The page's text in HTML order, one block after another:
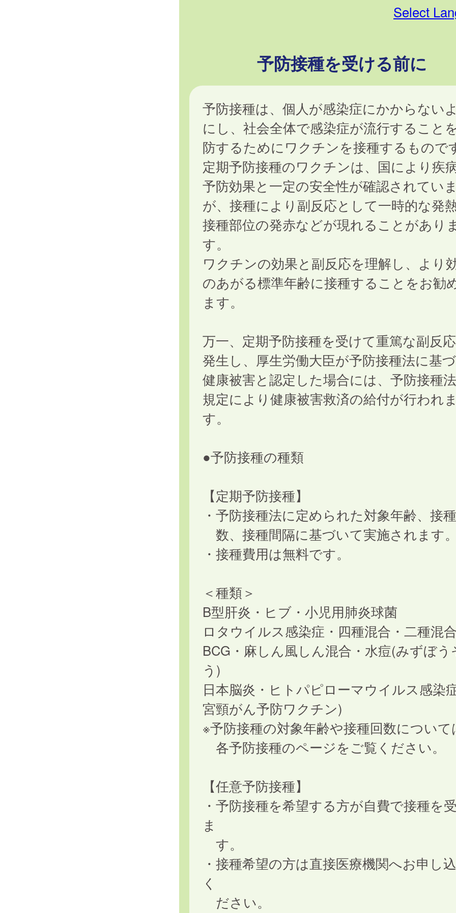
Select
予防接種を受ける前に
予防接種は、個人が感染症にかからない
にし、社会全体で感染症が流行すること
防するためにワクチンを接種するもので
定期予防接種のワクチンは、国により疾
予防効果と一定の安全性が確認されてい
が、接種により副反応として一時的な発
接種部位の発赤などが現れることがありま
す。
ワクチンの効果と副反応を理解し、より
のあがる標準年齢に接種することをお勧
ます。
万一、定期予防接種を受けて重篤な副反
発生し、厚生労働大臣が予防接種法に基づ
健康被害と認定した場合には、予防接種
規定により健康被害救済の給付が行われま
す。
●予防接種の種類
【定期予防接種】
・予防接種法に定められた対象年齢、接
数、接種間隔に基づいて実施されます。
・接種費用は無料です。
＜種類＞
B型肝炎・ヒブ・小児用肺炎球菌
ロタウイルス感染症・四種混合・二種混合
BCG・麻しん風しん混合・水痘(みずぼう
う)
日本脳炎・ヒトパピローマウイルス感染
宮頸がん予防ワクチン)
※予防接種の対象年齢や接種回数について
各予防接種のページをご覧ください。
【任意予防接種】
・予防接種を希望する方が自費で接種を
ま
す。
・接種希望の方は直接医療機関へお申し
く
ださい。